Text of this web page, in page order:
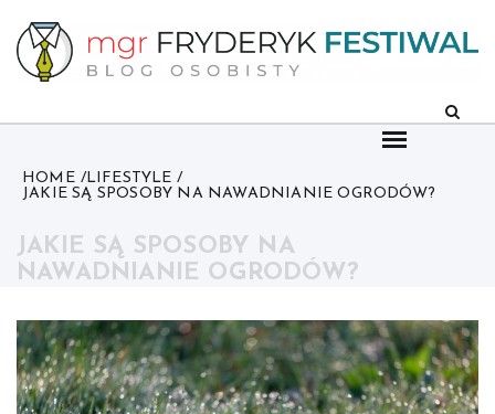
content
HOME
LIFESTYLE
JAKIE SĄ SPOSOBY NA NAWADNIANIE OGRODÓW?
JAKIE SĄ SPOSOBY NA
NAWADNIANIE OGRODÓW?